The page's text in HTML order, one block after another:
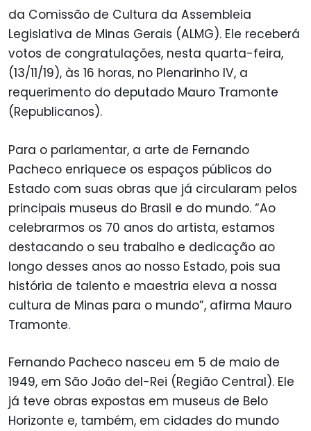
da Comissão de Cultura da Assembleia
Legislativa de Minas Gerais (ALMG). Ele receberá
votos de congratulações, nesta quarta-feira,
(13/11/19), às 16 horas, no Plenarinho IV, a
requerimento do deputado Mauro Tramonte
(Republicanos).
Para o parlamentar, a arte de Fernando
Pacheco enriquece os espaços públicos do
Estado com suas obras que já circularam pelos
principais museus do Brasil e do mundo. “Ao
celebrarmos os 70 anos do artista, estamos
destacando o seu trabalho e dedicação ao
longo desses anos ao nosso Estado, pois sua
história de talento e maestria eleva a nossa
cultura de Minas para o mundo”, afirma Mauro
Tramonte.
Fernando Pacheco nasceu em 5 de maio de
1949, em São João del-Rei (Região Central). Ele
já teve obras expostas em museus de Belo
Horizonte e, também, em cidades do mundo